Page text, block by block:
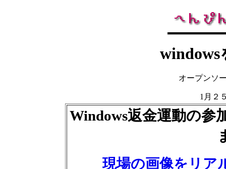
オープンソ
1月２
Windows返金運動の参
現場の画像をリア